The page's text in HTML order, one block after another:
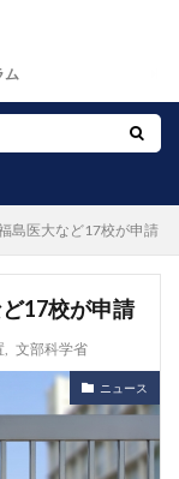
ム
島医大など17校が申請
17校が申請
文部科学省
ニュース